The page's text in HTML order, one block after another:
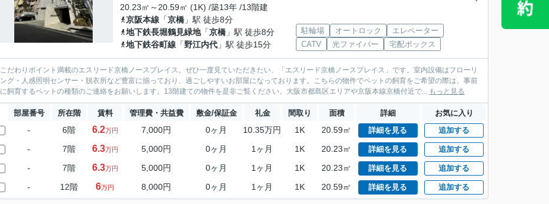
20.23㎡～20.59㎡ (1K) /築13年 /13階建
京阪本線 「京橋 」駅 徒歩8分
地下鉄長堀鶴見緑地「京橋 」駅 徒歩8分
地下鉄谷町線 「野江内代 」駅 徒歩15分
駐輪場 オートロック
エレベーター
CATV
光ファイバー 宅配ボックス
こだわりポイント満載のエスリード京橋ノースプレイス。ぜひ一度見ていただきたい、「エスリード京橋ノースプレイス」です。室内設備はフローリ
ング・人感照明センサー・脱衣所など豊富に揃っており、過ごしやすいお部屋になっております。こちらの物件でペットの飼育をご希望の際は、事前
に飼育するペットの種類のご連絡をお願いします。13階建ての物件を是非ご覧ください。大阪市都島区エリアや京阪本線京橋付近で... もっと見る
部屋番号 所在階 賃料 管理費・共益費 敷金/保証金 礼金 間取り 面積 詳細 お気に入り
- 6階 6.2万円 7,000円 0ヶ月 10.35万円 1K 20.59㎡ 詳細を見る 追加する
- 7階 6.3万円 5,000円 0ヶ月 1ヶ月 1K 20.23㎡ 詳細を見る 追加する
- 7階 6.3万円 5,000円 0ヶ月 1ヶ月 1K 20.23㎡ 詳細を見る 追加する
- 12階 6万円 8,000円 0ヶ月 1ヶ月 1K 20.59㎡ 詳細を見る 追加する